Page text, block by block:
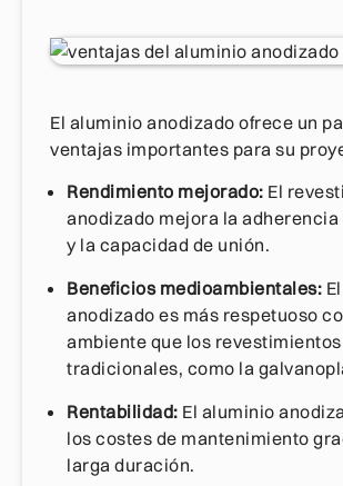
El aluminio anodizado ofrece un
ventajas importantes para su
Rendimiento mejorado: El
anodizado mejora la
y la capacidad de unión.
Beneficios medioambientales:
anodizado es más respetuoso
ambiente que los revestimientos
tradicionales, como la
Rentabilidad: El aluminio
los costes de mantenimiento
larga duración.